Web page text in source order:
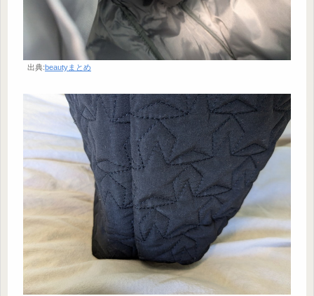
出典:beautyまとめ